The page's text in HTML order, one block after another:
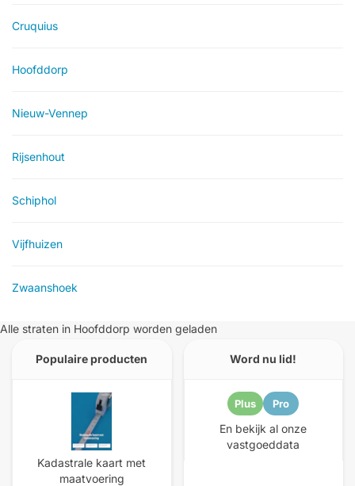
Cruquius
Hoofddorp
Nieuw-Vennep
Rijsenhout
Schiphol
Vijfhuizen
Zwaanshoek
Alle straten in Hoofddorp worden geladen
Populaire producten
Kadastrale kaart met
maatvoering
Word nu lid!
Plus Pro
En bekijk al onze
vastgoeddata